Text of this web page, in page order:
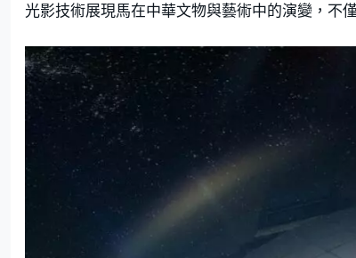
光影技術展現馬在中華文物與藝術中的演變，不